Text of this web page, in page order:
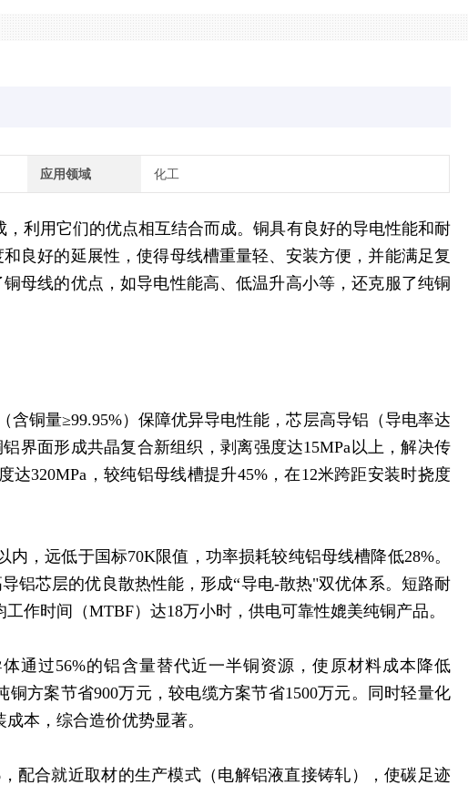
应用领域 化工
，利用它们的优点相互结合而成。铜具有良好的导电性能和耐
良好的延展性，使得母线槽重量轻、安装方便，并能满足复
母线的优点，如导电性能高、低温升高小等，还克服了纯铜
含铜量≥99.95%）保障优异导电性能，芯层高导铝（导电率达
界面形成共晶复合新组织，剥离强度达15MPa以上，解决传
320MPa，较纯铝母线槽提升45%，在12米跨距安装时挠度
，远低于国标70K限值，功率损耗较纯铝母线槽降低28%。
铝芯层的优良散热性能，形成“导电-散热"双优体系。短路耐
作时间（MTBF）达18万小时，供电可靠性媲美纯铜产品。
通过56%的铝含量替代近一半铜资源，使原材料成本降低
方案节省900万元，较电缆方案节省1500万元。同时轻量化
本，综合造价优势显著。
配合就近取材的生产模式（电解铝液直接铸轧），使碳足迹